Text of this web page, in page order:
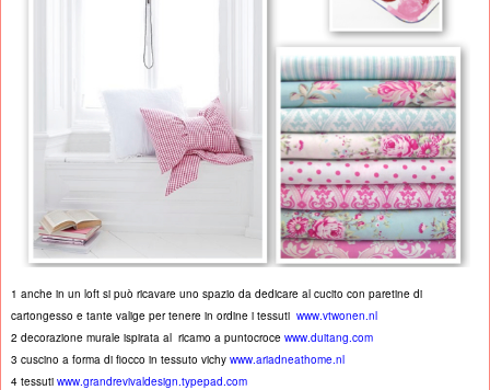
1 anche in un loft si può ricavare uno spazio da dedicare al cucito con paretine di
cartongesso e tante valige per tenere in ordine i tessuti www.vtwonen.nl
2 decorazione murale ispirata al ricamo a puntocroce www.duitang.com
3 cuscino a forma di fiocco in tessuto vichy www.ariadneathome.nl
4 tessuti www.grandrevivaldesign.typepad.com